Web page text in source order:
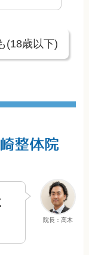
(18歳以下)
院長：高木